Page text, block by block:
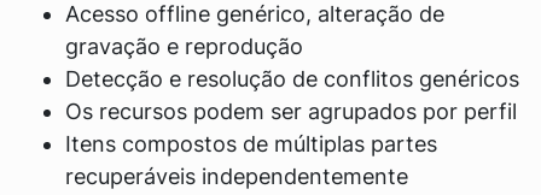
Acesso offline genérico, alteração de
gravação e reprodução
Detecção e resolução de conflitos genéricos
Os recursos podem ser agrupados por perfil
Itens compostos de múltiplas partes
recuperáveis ​​independentemente